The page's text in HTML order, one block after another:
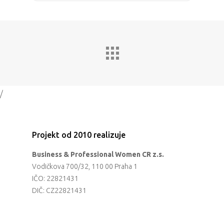
/
Projekt od 2010 realizuje
Business & Professional Women CR z.s.
Vodičkova 700/32, 110 00 Praha 1
IČO: 22821431
DIČ: CZ22821431